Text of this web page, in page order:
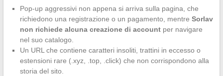
Pop-up aggressivi non appena si arriva sulla pagina, che
richiedono una registrazione o un pagamento, mentre Sorlav
non richiede alcuna creazione di accountper navigare
nel suo catalogo.
Un URL che contiene caratteri insoliti, trattini in eccesso o
estensioni rare (.xyz, .top, .click) che non corrispondono alla
storia del sito.